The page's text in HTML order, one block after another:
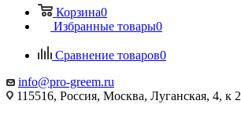
Корзина0
Избранные товары0
Сравнение товаров0
info@pro-greem.ru
115516, Россия, Москва, Луганская, 4, к 2